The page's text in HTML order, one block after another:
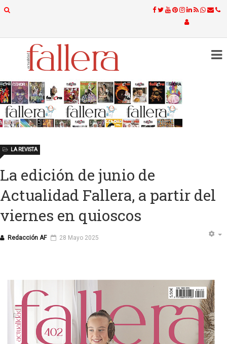
La edición de junio de
Actualidad Fallera, a partir del
viernes en quioscos
Redacción AF
LA REVISTA
28 Mayo 2025